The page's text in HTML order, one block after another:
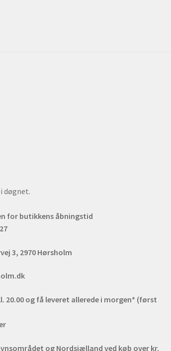
døgnet.
for butikkens åbningstid
3, 2970 Hørsholm
20.00 og få leveret allerede i morgen* (først
og Nordsjælland ved køb over kr.